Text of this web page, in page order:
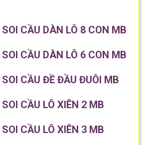
SOI CẦU DÀN LÔ 8 CON MB
SOI CẦU DÀN LÔ 6 CON MB
SOI CẦU ĐỀ ĐẦU ĐUÔI MB
SOI CẦU LÔ XIÊN 2 MB
SOI CẦU LÔ XIÊN 3 MB